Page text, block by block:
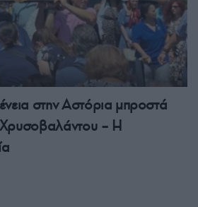
στην Αστόρια μπροστά
– Η